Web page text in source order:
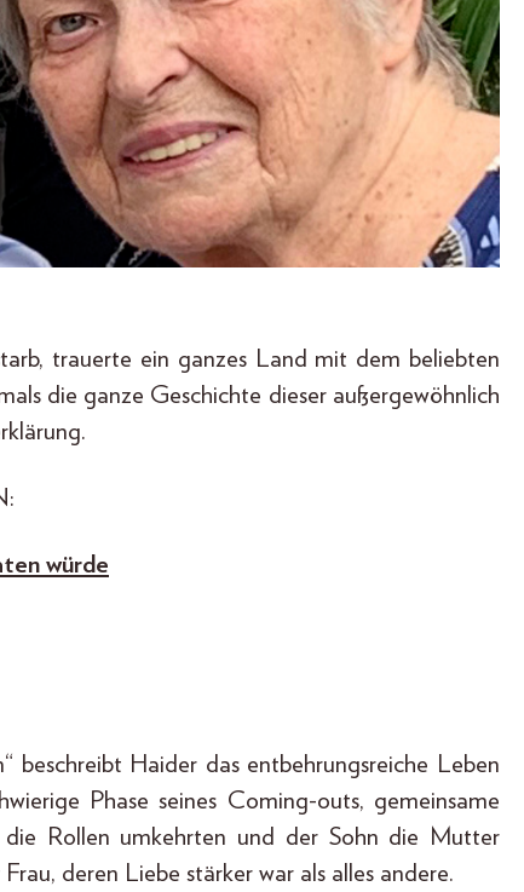
trauerte ein ganzes Land mit dem beliebten
die ganze Geschichte dieser außergewöhnlich
würde
beschreibt Haider das entbehrungsreiche Leben
Phase seines Coming-outs, gemeinsame
Rollen umkehrten und der Sohn die Mutter
deren Liebe stärker war als alles andere.